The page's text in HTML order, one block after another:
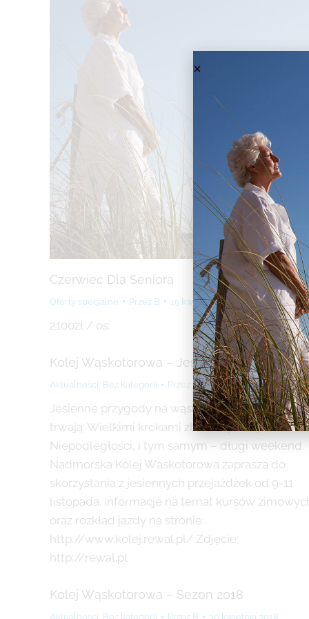
Czerwiec Dla Seniora
Oferty specjalne Przez B 15 kwietnia 2026
2100zł / os.
Kolej Wąskotorowa – Jesień
Aktualności, Bez kategorii Przez B 25 października 2019
Jesienne przygody na wąskich torach wciąż
trwają. Wielkimi krokami zbliża się Święto
Niepodległości, i tym samym – długi weekend.
Nadmorska Kolej Wąskotorowa zaprasza do
skorzystania z jesiennych przejażdżek od 9-11
listopada. Informacje na temat kursów
oraz rozkład jazdy na stronie:
http://www.kolej.rewal.pl/ Zdjęcie:
http://rewal.pl
Kolej Wąskotorowa – Sezon 2018
Aktualności, Bez kategorii Przez B 30 kwietnia 2018